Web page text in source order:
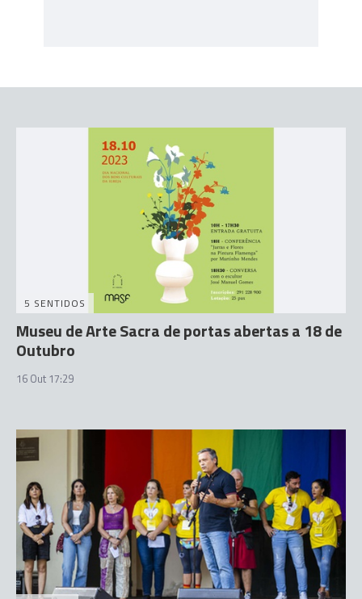
5 SENTIDOS
Museu de Arte Sacra de portas abertas a 18 de
Outubro
16 Out 17:29